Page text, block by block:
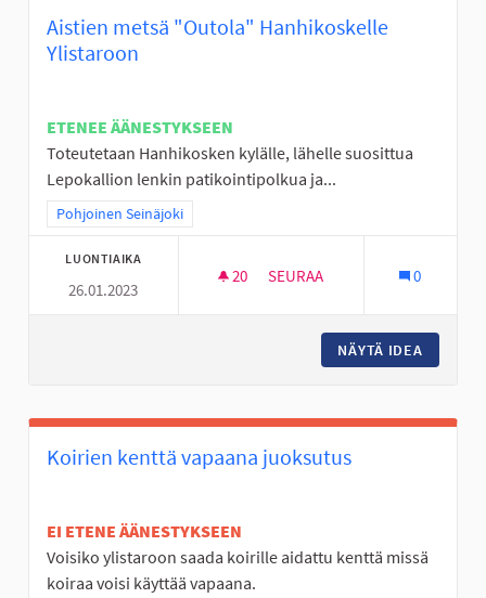
Aistien metsä "Outola" Hanhikoskelle
Ylistaroon
ETENEE ÄÄNESTYKSEEN
Toteutetaan Hanhikosken kylälle, lähelle suosittua
Lepokallion lenkin patikointipolkua ja...
Rajaa tulokset teeman mukaan: Pohjoinen Seinäjoki
Pohjoinen Seinäjoki
LUONTIAIKA
26.01.2023
20 20 SEURAAJAA
SEURAA 0
NÄYTÄ IDEA
Koirien kenttä vapaana juoksutus
EI ETENE ÄÄNESTYKSEEN
Voisiko ylistaroon saada koirille aidattu kenttä missä
koiraa voisi käyttää vapaana.